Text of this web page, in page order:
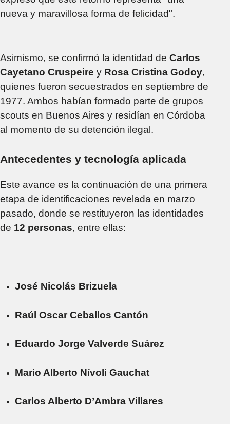
nueva y maravillosa forma de felicidad".
Asimismo, se confirmó la identidad de Carlos
Cayetano Cruspeire y Rosa Cristina Godoy,
quienes fueron secuestrados en septiembre de
1977. Ambos habían formado parte de grupos
scouts en Buenos Aires y residían en Córdoba
al momento de su detención ilegal.
Antecedentes y tecnología aplicada
Este avance es la continuación de una primera
etapa de identificaciones revelada en marzo
pasado, donde se restituyeron las identidades
de 12 personas, entre ellas:
José Nicolás Brizuela
Raúl Oscar Ceballos Cantón
Eduardo Jorge Valverde Suárez
Mario Alberto Nívoli Gauchat
Carlos Alberto D’Ambra Villares